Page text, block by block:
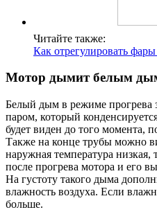
Читайте также:
Как отрегулировать
Мотор дымит белым
Белый дым в режиме прогрева
паром, который
будет виден до того момента,
Также на конце трубы можно
наружная температура низкая,
после прогрева мотора и его
На густоту такого дыма
влажность воздуха. Если
больше.